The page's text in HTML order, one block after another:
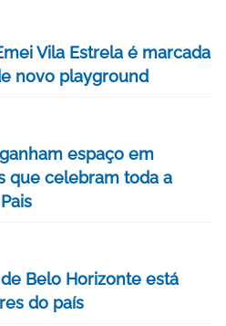
Vila Estrela é marcada
novo playground
espaço em
que celebram toda a
Belo Horizonte está
do país